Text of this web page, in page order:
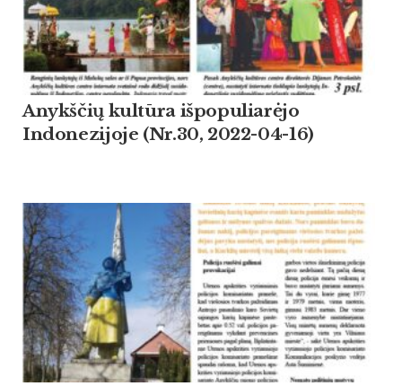
Anykščių kultūra išpopuliarėjo
Indonezijoje (Nr.30, 2022-04-16)